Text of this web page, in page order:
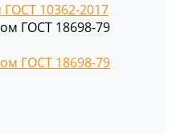
10362-2017
ГОСТ 18698-79
ГОСТ 18698-79